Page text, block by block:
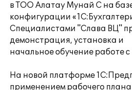
в ТОО Алатау Мунай С на
конфигурации
Специалистами "Слава ВЦ"
демонстрация, установка и
начальное обучение работе
На новой платформе
применением рабочего